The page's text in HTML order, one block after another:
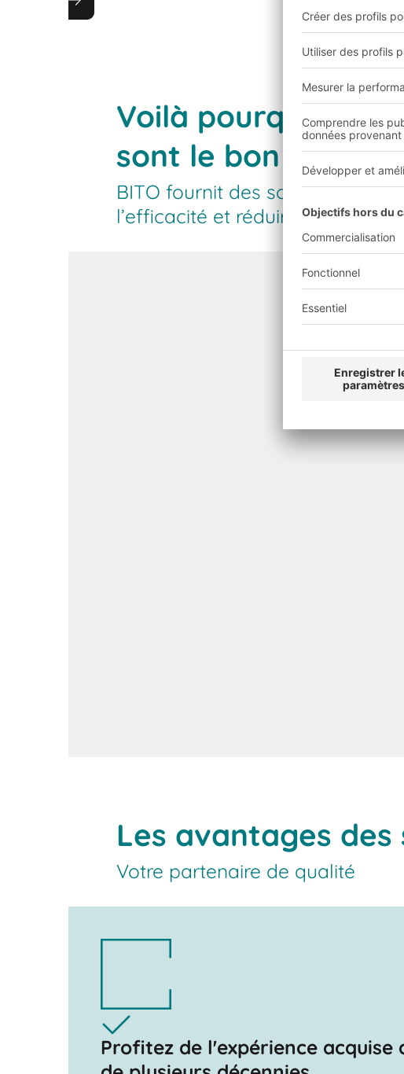
Gestion des retours
Réduisez les coûts des retours grâce à l'automatisation.
Voilà pourquoi les
sont le bon choix
BITO fournit des solutions
l’efficacité et réduire les coûts
Les avantages
Votre partenaire de qualité
Profitez de l'expérience acquise